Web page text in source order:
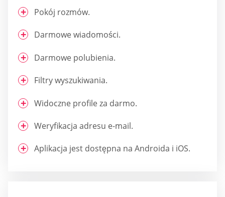
Pokój rozmów.
Darmowe wiadomości.
Darmowe polubienia.
Filtry wyszukiwania.
Widoczne profile za darmo.
Weryfikacja adresu e-mail.
Aplikacja jest dostępna na Androida i iOS.